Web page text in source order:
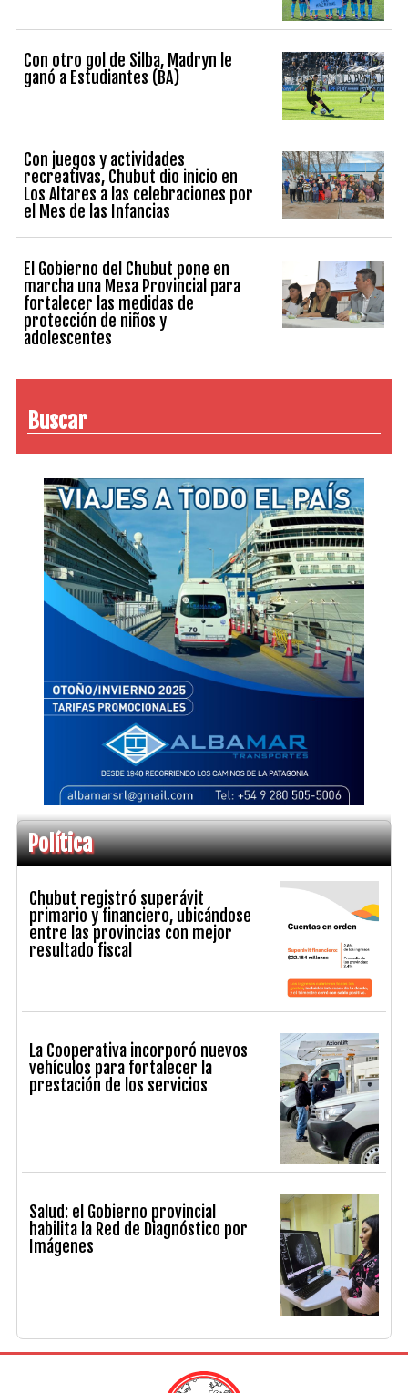
Con otro gol de Silba, Madryn le
ganó a Estudiantes (BA)
Con juegos y actividades
recreativas, Chubut dio inicio en
Los Altares a las celebraciones por
el Mes de las Infancias
El Gobierno del Chubut pone en
marcha una Mesa Provincial para
fortalecer las medidas de
protección de niños y
adolescentes
Buscar
Política
Chubut registró superávit
primario y financiero, ubicándose
entre las provincias con mejor
resultado fiscal
La Cooperativa incorporó nuevos
vehículos para fortalecer la
prestación de los servicios
Salud: el Gobierno provincial
habilita la Red de Diagnóstico por
Imágenes